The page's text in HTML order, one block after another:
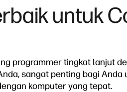
untuk
programmer tingkat lanjut
sangat penting bagi
komputer yang tepat.